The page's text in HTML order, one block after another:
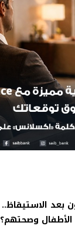
بعد الاستيقاظ..
وصحتهم؟